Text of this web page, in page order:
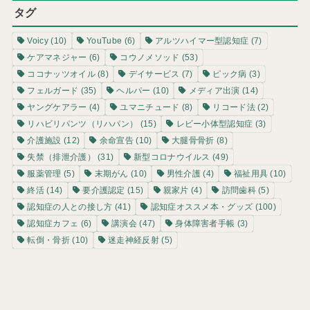
タグ
Voicy(10) YouTube (6) アルツハイマー型認知症 (7)
ケアマネジャー (6) コウノメソッド (53)
ココナッツオイル(8) デイサービス (7) ピック病 (3)
フェルガード (35) ヘルパー (10) メディア出演 (14)
ヤングケアラー (4) ユマニチュード (8) リコード法(2)
リハビリパンツ（リハパン）
(15) レビー小体型認知症 (3)
介護施設 (12) 余命宣告 (10) 大腿骨骨折 (8)
失禁（排泄介護）
(31) 新型コロナウイルス (49)
服薬管理 (5) 末期がん (10) 男性介護 (4) 福祉用具 (10)
終活 (14) 要介護認定 (15) 親家片 (4) 訪問歯科(5)
認知症の人との接し方 (41) 認知症オススメ本・グッズ (100)
認知症カフェ (6) 講演会 (47) 身体障害者手帳 (3)
転倒・骨折(10) 迷走神経反射(5)